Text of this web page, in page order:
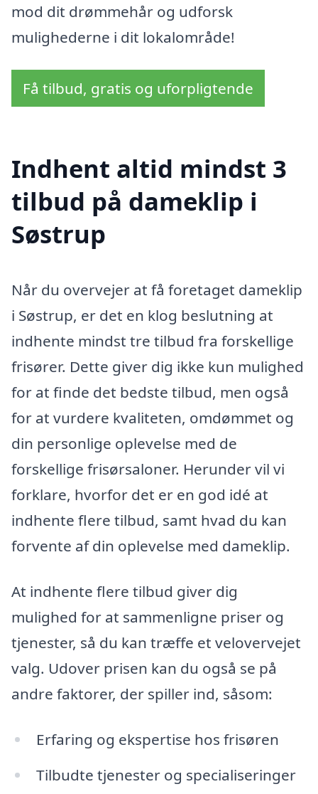
mod dit drømmehår og udforsk
mulighederne i dit lokalområde!
Få tilbud, gratis og uforpligtende
Indhent altid mindst 3
tilbud på dameklip i
Søstrup
Når du overvejer at få foretaget dameklip
i Søstrup, er det en klog beslutning at
indhente mindst tre tilbud fra forskellige
frisører. Dette giver dig ikke kun mulighed
for at finde det bedste tilbud, men også
for at vurdere kvaliteten, omdømmet og
din personlige oplevelse med de
forskellige frisørsaloner. Herunder vil vi
forklare, hvorfor det er en god idé at
indhente flere tilbud, samt hvad du kan
forvente af din oplevelse med dameklip.
At indhente flere tilbud giver dig
mulighed for at sammenligne priser og
tjenester, så du kan træffe et velovervejet
valg. Udover prisen kan du også se på
andre faktorer, der spiller ind, såsom:
Erfaring og ekspertise hos frisøren
Tilbudte tjenester og specialiseringer